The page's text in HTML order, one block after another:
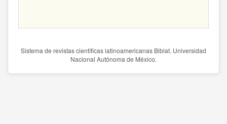
Sistema de revistas científicas latinoamericanas Biblat. Universidad
Nacional Autónoma de México.